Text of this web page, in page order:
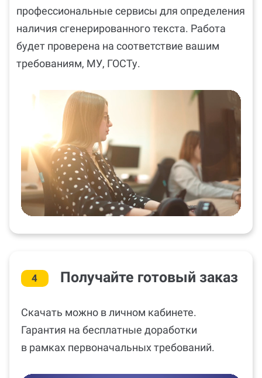
профессиональные сервисы для определения
наличия сгенерированного текста. Работа
будет проверена на соответствие вашим
требованиям, МУ, ГОСТу.
4 Получайте готовый заказ
Скачать можно в личном кабинете.
Гарантия на бесплатные доработки
в рамках первоначальных требований.